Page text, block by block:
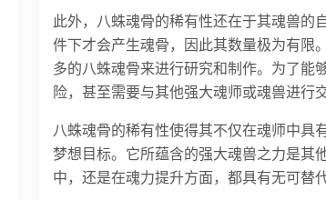
此外，八蛛魂骨的稀有性还在于其魂兽的
件下才会产生魂骨，因此其数量极为有限
多的八蛛魂骨来进行研究和制作。为了能
险，甚至需要与其他强大魂师或魂兽进行
八蛛魂骨的稀有性使得其不仅在魂师中具
梦想目标。它所蕴含的强大魂兽之力是其
中，还是在魂力提升方面，都具有无可替